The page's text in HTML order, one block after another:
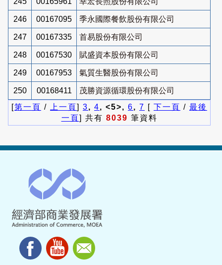
246 00167095 季永國際餐飲股份有限公司
247 00167335 首易股份有限公司
248 00167530 賦盛資本股份有限公司
249 00167953 氣質生醫股份有限公司
250 00168411
茂勝資源循環股份有限公司
[第一頁 / 上一頁] 3, 4, <5>, 6, 7 [ 下一頁 / 最後
一頁] 共有 8039 筆資料